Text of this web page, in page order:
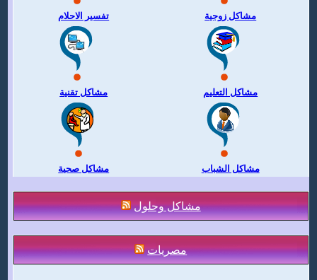
تفسير الاحلام مشاكل زوجية
مشاكل تقنية مشاكل التعليم
مشاكل صحية مشاكل الشباب
مشاكل وحلول
مصريات